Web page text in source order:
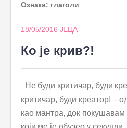
Ознака: глаголи
18/05/2016 ЈЕЦА
Ко је крив?!
Не буди критичар, буди
критичар, буди креатор! –
као мантра, док покушавам